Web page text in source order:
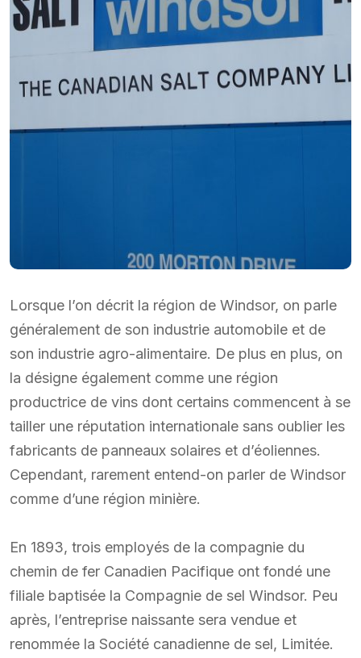
Lorsque l’on décrit la région de Windsor, on parle
généralement de son industrie automobile et de
son industrie agro-alimentaire. De plus en plus, on
la désigne également comme une région
productrice de vins dont certains commencent à se
tailler une réputation internationale sans oublier les
fabricants de panneaux solaires et d’éoliennes.
Cependant, rarement entend-on parler de Windsor
comme d’une région minière.
En 1893, trois employés de la compagnie du
chemin de fer Canadien Pacifique ont fondé une
filiale baptisée la Compagnie de sel Windsor. Peu
après, l’entreprise naissante sera vendue et
renommée la Société canadienne de sel, Limitée.